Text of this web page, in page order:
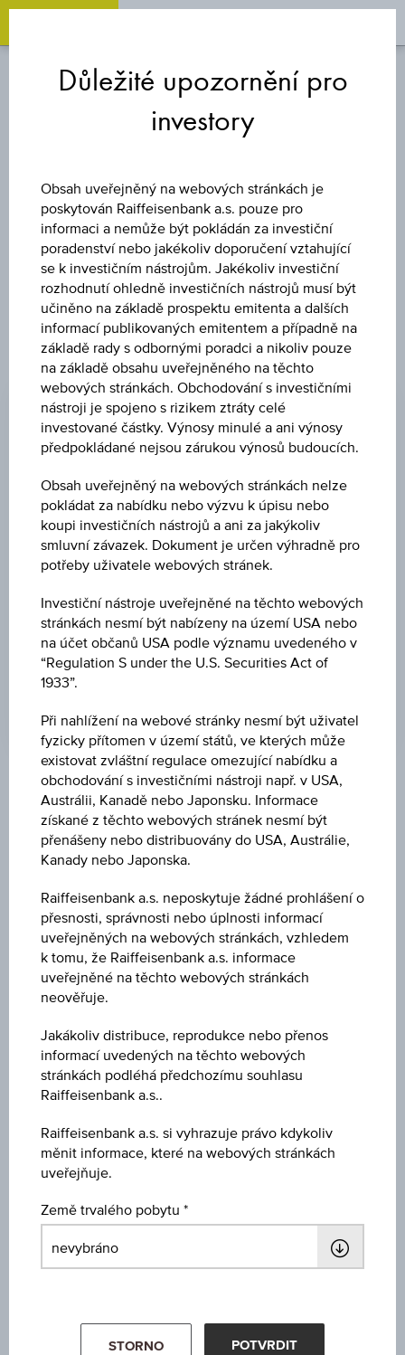
Quicklinks
INDEX
HANG SENG
INDEX
CENA
25.668,03 HKD
ZMĚNA
MAXIMUM
25.669,52 HKD
MINIMUM
25.393,13 HKD
POSLEDNÍ AKTUALIZACE
07.08.2026
08:08:40.000
UTC
světový
čas
(UTC)
Tržní data
Kotace
Poslední aktualizace
07.08.2026 08:08:40.000
Změna (1D)
Zavírací kurz
25.530,280
Otevírací kurz
25.526,650
Maximum
25.669,520
Minimum
Zobchodovaný objem (kusy)
Důležité upozornění pro
investory
Obsah uveřejněný na webových stránkách je
poskytován Raiffeisenbank a.s. pouze pro
informaci a nemůže být pokládán za investiční
poradenství nebo jakékoliv doporučení vztahující
se k investičním nástrojům. Jakékoliv investiční
rozhodnutí ohledně investičních nástrojů musí být
učiněno na základě prospektu emitenta a dalších
informací publikovaných emitentem a případně na
základě rady s odbornými poradci a nikoliv pouze
na základě obsahu uveřejněného na těchto
webových stránkách. Obchodování s investičními
nástroji je spojeno s rizikem ztráty celé
investované částky. Výnosy minulé a ani výnosy
předpokládané nejsou zárukou výnosů budoucích.
Obsah uveřejněný na webových stránkách nelze
pokládat za nabídku nebo výzvu k úpisu nebo
koupi investičních nástrojů a ani za jakýkoliv
smluvní závazek. Dokument je určen výhradně pro
potřeby uživatele webových stránek.
Investiční nástroje uveřejněné na těchto webových
stránkách nesmí být nabízeny na území USA nebo
na účet občanů USA podle významu uvedeného v
“Regulation S under the U.S. Securities Act of
1933”.
Při nahlížení na webové stránky nesmí být uživatel
fyzicky přítomen v území států, ve kterých může
existovat zvláštní regulace omezující nabídku a
obchodování s investičními nástroji např. v USA,
Austrálii, Kanadě nebo Japonsku. Informace
získané z těchto webových stránek nesmí být
přenášeny nebo distribuovány do USA, Austrálie,
Kanady nebo Japonska.
Raiffeisenbank a.s. neposkytuje žádné prohlášení o
přesnosti, správnosti nebo úplnosti informací
uveřejněných na webových stránkách, vzhledem
k tomu, že Raiffeisenbank a.s. informace
uveřejněné na těchto webových stránkách
neověřuje.
Jakákoliv distribuce, reprodukce nebo přenos
informací uvedených na těchto webových
stránkách podléhá předchozímu souhlasu
Raiffeisenbank a.s..
Raiffeisenbank a.s. si vyhrazuje právo kdykoliv
měnit informace, které na webových stránkách
uveřejňuje.
Země trvalého pobytu
STORNO POTVRDIT